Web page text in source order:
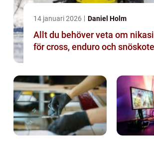
14 januari 2026 Daniel Holm
Allt du behöver veta om
för cross, enduro och